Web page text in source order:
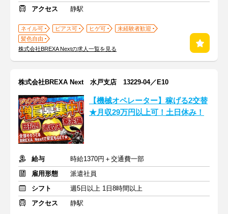
アクセス
静駅
ネイル可 ピアス可 ヒゲ可
未経験者歓迎
髪色自由
株式会社BREXA Nextの求人一覧を見る
株式会社BREXA Next 水戸支店 13229-04／E10
【機械オペレーター】稼げる2交替
★月収29万円以上可！土日休み！
給与
時給1370円＋交通費一部
雇用形態
派遣社員
シフト
週5日以上 1日8時間以上
アクセス
静駅